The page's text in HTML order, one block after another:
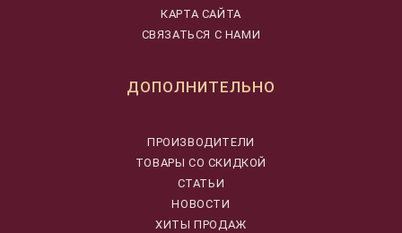
КАРТА САЙТА
СВЯЗАТЬСЯ С НАМИ
ДОПОЛНИТЕЛЬНО
ПРОИЗВОДИТЕЛИ
ТОВАРЫ СО СКИДКОЙ
СТАТЬИ
НОВОСТИ
ХИТЫ ПРОДАЖ